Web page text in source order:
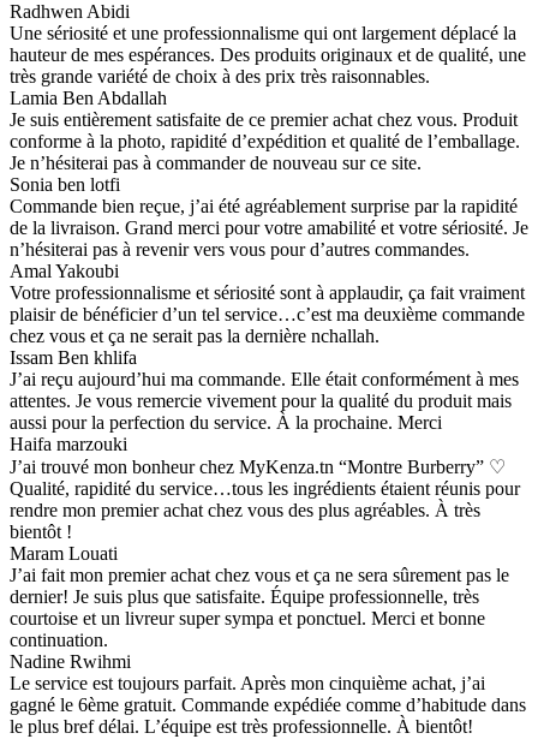
Radhwen Abidi
Une sériosité et une professionnalisme qui ont largement déplacé la
hauteur de mes espérances. Des produits originaux et de qualité, une
très grande variété de choix à des prix très raisonnables.
Lamia Ben Abdallah
Je suis entièrement satisfaite de ce premier achat chez vous. Produit
conforme à la photo, rapidité d’expédition et qualité de l’emballage.
Je n’hésiterai pas à commander de nouveau sur ce site.
Sonia ben lotfi
Commande bien reçue, j’ai été agréablement surprise par la rapidité
de la livraison. Grand merci pour votre amabilité et votre sériosité. Je
n’hésiterai pas à revenir vers vous pour d’autres commandes.
Amal Yakoubi
Votre professionnalisme et sériosité sont à applaudir, ça fait vraiment
plaisir de bénéficier d’un tel service…c’est ma deuxième commande
chez vous et ça ne serait pas la dernière nchallah.
Issam Ben khlifa
J’ai reçu aujourd’hui ma commande. Elle était conformément à mes
attentes. Je vous remercie vivement pour la qualité du produit mais
aussi pour la perfection du service. À la prochaine. Merci
Haifa marzouki
J’ai trouvé mon bonheur chez MyKenza.tn “Montre Burberry” ♡
Qualité, rapidité du service…tous les ingrédients étaient réunis pour
rendre mon premier achat chez vous des plus agréables. À très
bientôt !
Maram Louati
J’ai fait mon premier achat chez vous et ça ne sera sûrement pas le
dernier! Je suis plus que satisfaite. Équipe professionnelle, très
courtoise et un livreur super sympa et ponctuel. Merci et bonne
continuation.
Nadine Rwihmi
Le service est toujours parfait. Après mon cinquième achat, j’ai
gagné le 6ème gratuit. Commande expédiée comme d’habitude dans
le plus bref délai. L’équipe est très professionnelle. À bientôt!